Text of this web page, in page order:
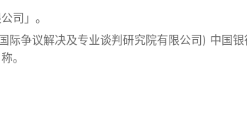
司」。
际争议解决及专业谈判研究院有限公司) 中
。